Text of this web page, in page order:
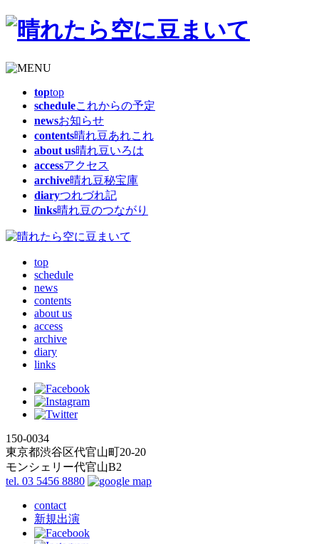
toptop
scheduleこれからの予定
newsお知らせ
contents晴れ豆あれこれ
about us晴れ豆いろは
accessアクセス
archive晴れ豆秘宝庫
diaryつれづれ記
links晴れ豆のつながり
top
schedule
news
contents
about us
access
archive
diary
links
150-0034
東京都渋谷区代官山町20-20
モンシェリー代官山B2
tel. 03 5456 8880
contact
新規出演